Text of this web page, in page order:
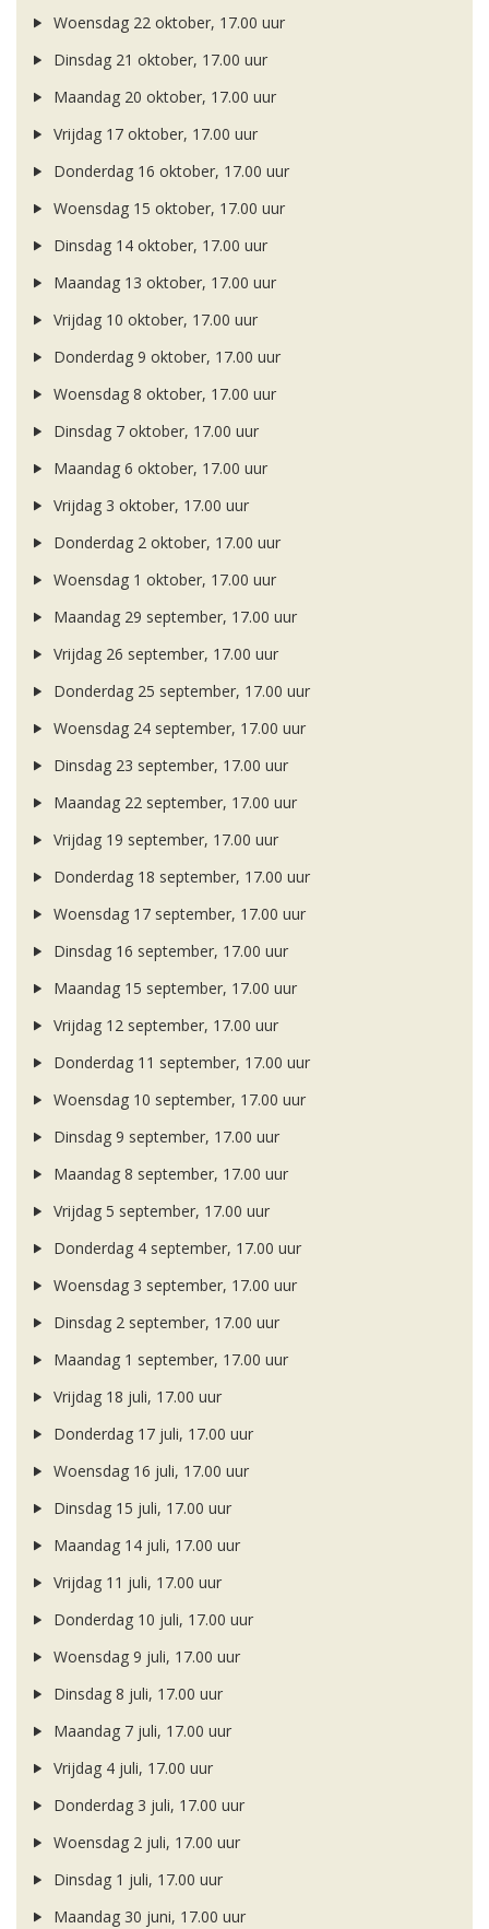
Woensdag 22 oktober, 17.00 uur
Dinsdag 21 oktober, 17.00 uur
Maandag 20 oktober, 17.00 uur
Vrijdag 17 oktober, 17.00 uur
Donderdag 16 oktober, 17.00 uur
Woensdag 15 oktober, 17.00 uur
Dinsdag 14 oktober, 17.00 uur
Maandag 13 oktober, 17.00 uur
Vrijdag 10 oktober, 17.00 uur
Donderdag 9 oktober, 17.00 uur
Woensdag 8 oktober, 17.00 uur
Dinsdag 7 oktober, 17.00 uur
Maandag 6 oktober, 17.00 uur
Vrijdag 3 oktober, 17.00 uur
Donderdag 2 oktober, 17.00 uur
Woensdag 1 oktober, 17.00 uur
Maandag 29 september, 17.00 uur
Vrijdag 26 september, 17.00 uur
Donderdag 25 september, 17.00 uur
Woensdag 24 september, 17.00 uur
Dinsdag 23 september, 17.00 uur
Maandag 22 september, 17.00 uur
Vrijdag 19 september, 17.00 uur
Donderdag 18 september, 17.00 uur
Woensdag 17 september, 17.00 uur
Dinsdag 16 september, 17.00 uur
Maandag 15 september, 17.00 uur
Vrijdag 12 september, 17.00 uur
Donderdag 11 september, 17.00 uur
Woensdag 10 september, 17.00 uur
Dinsdag 9 september, 17.00 uur
Maandag 8 september, 17.00 uur
Vrijdag 5 september, 17.00 uur
Donderdag 4 september, 17.00 uur
Woensdag 3 september, 17.00 uur
Dinsdag 2 september, 17.00 uur
Maandag 1 september, 17.00 uur
Vrijdag 18 juli, 17.00 uur
Donderdag 17 juli, 17.00 uur
Woensdag 16 juli, 17.00 uur
Dinsdag 15 juli, 17.00 uur
Maandag 14 juli, 17.00 uur
Vrijdag 11 juli, 17.00 uur
Donderdag 10 juli, 17.00 uur
Woensdag 9 juli, 17.00 uur
Dinsdag 8 juli, 17.00 uur
Maandag 7 juli, 17.00 uur
Vrijdag 4 juli, 17.00 uur
Donderdag 3 juli, 17.00 uur
Woensdag 2 juli, 17.00 uur
Dinsdag 1 juli, 17.00 uur
Maandag 30 juni, 17.00 uur